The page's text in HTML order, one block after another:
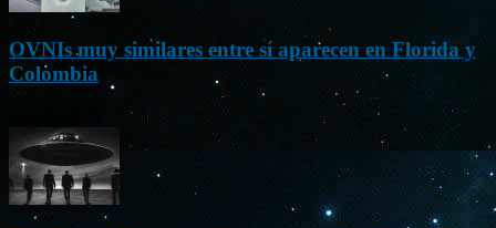
OVNIs muy similares entre sí aparecen en Florida y
Colombia